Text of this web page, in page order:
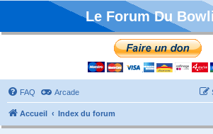
Le Forum Du
FAQ Arcade
Accueil Index du forum